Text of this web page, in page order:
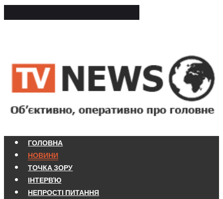
ГОЛОВНА
НОВИНИ
ТОЧКА ЗОРУ
ІНТЕРВ'Ю
НЕПРОСТІ ПИТАННЯ